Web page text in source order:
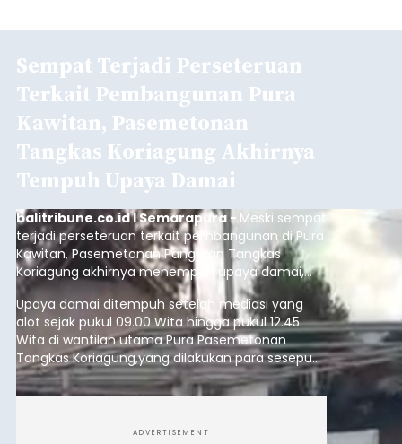
Sempat Terjadi Perseteruan
Terkait Pembangunan Pura
Kawitan, Pasemetonan
Tangkas Koriagung Akhirnya
Tempuh Upaya Damai
balitribune.co.id I Semarapura - Meski sempat
terjadi perseteruan terkait pembangunan di Pura
Kawitan, Pasemetonan Pangeran Tangkas
Koriagung akhirnya menempuh upaya damai,
pada Minggu (9/8/2026).
Upaya damai ditempuh setelah mediasi yang
alot sejak pukul 09.00 Wita hingga pukul 12.45
Wita di wantilan utama Pura Pasemetonan
Tangkas Koriagung,yang dilakukan para sesepuh
kedua belah pihak yang berseberangan.
ADVERTISEMENT